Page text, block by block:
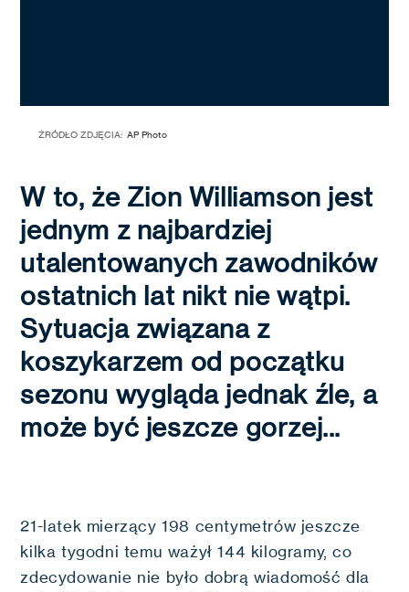
ŹRÓDŁO ZDJĘCIA: AP Photo
W to, że Zion Williamson jest
jednym z najbardziej
utalentowanych zawodników
ostatnich lat nikt nie wątpi.
Sytuacja związana z
koszykarzem od początku
sezonu wygląda jednak źle, a
może być jeszcze gorzej...
21-latek mierzący 198 centymetrów jeszcze
kilka tygodni temu ważył 144 kilogramy, co
zdecydowanie nie było dobrą wiadomość dla